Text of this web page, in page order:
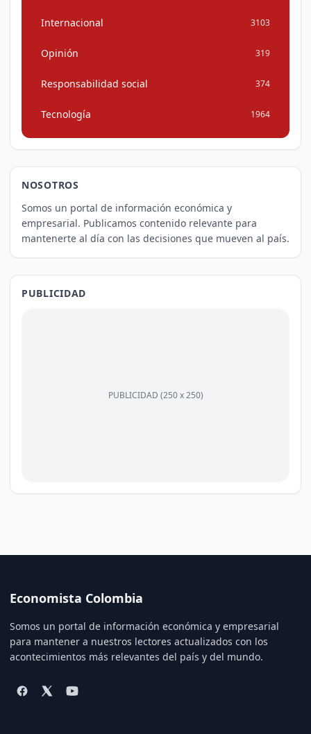
Internacional 3103
Opinión 319
Responsabilidad social 374
Tecnología 1964
NOSOTROS
Somos un portal de información económica y
empresarial. Publicamos contenido relevante para
mantenerte al día con las decisiones que mueven al país.
PUBLICIDAD
PUBLICIDAD (250 x 250)
Economista Colombia
Somos un portal de información económica y empresarial
para mantener a nuestros lectores actualizados con los
acontecimientos más relevantes del país y del mundo.